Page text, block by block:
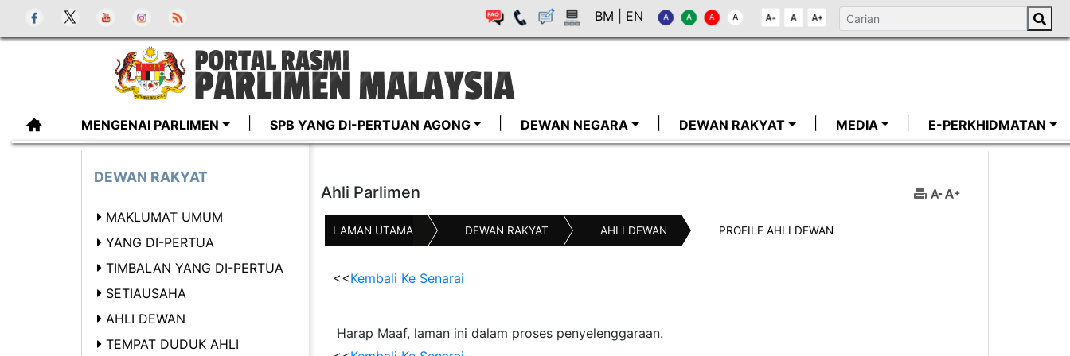
BM EN
MENGENAI PARLIMEN SPB YANG DI-PERTUAN AGONG DEWAN NEGARA DEWAN RAKYAT MEDIA E-PERKHIDMATAN
Ahli Parlimen
LAMAN UTAMA DEWAN RAKYAT AHLI DEWAN PROFILE AHLI DEWAN
<<Kembali Ke Senarai
Harap Maaf, laman ini dalam proses penyelenggaraan.
DEWAN RAKYAT
MAKLUMAT UMUM
YANG DI-PERTUA
TIMBALAN YANG DI-PERTUA
SETIAUSAHA
AHLI DEWAN
TEMPAT DUDUK AHLI